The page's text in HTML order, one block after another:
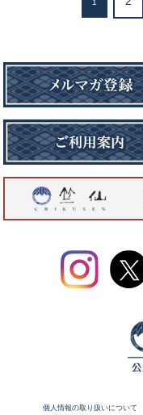
1
個人情報の取り扱いについて